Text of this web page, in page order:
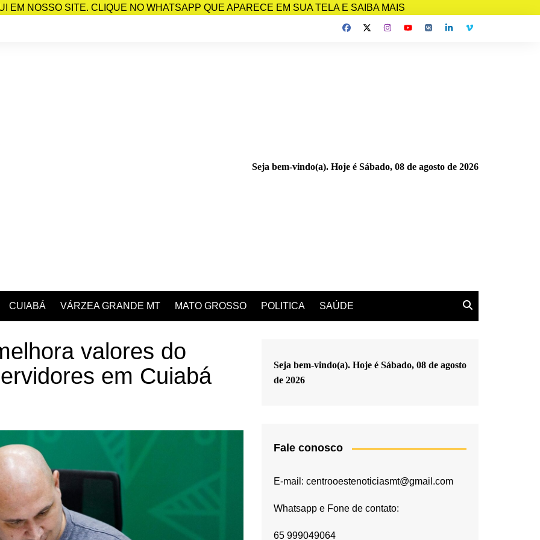
EM NOSSO SITE. CLIQUE NO WHATSAPP QUE APARECE EM SUA TELA E SAIBA MAIS
Seja bem-vindo(a). Hoje é Sábado, 08 de agosto de 2026
CUIABÁ VÁRZEA GRANDE MT MATO GROSSO POLITICA SAÚDE
valores do
em Cuiabá
Seja bem-vindo(a). Hoje é Sábado, 08 de agosto
de 2026
Fale conosco
E-mail: centrooestenoticiasmt@gmail.com
Whatsapp e Fone de contato:
65 999049064